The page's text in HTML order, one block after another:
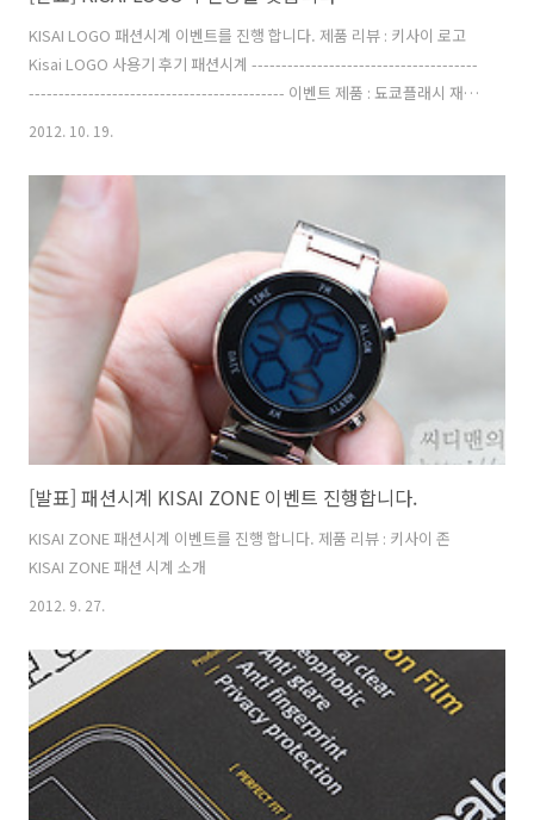
KISAI LOGO 패션시계 이벤트를 진행 합니다. 제품 리뷰 : 키사이 로고
Kisai LOGO 사용기 후기 패션시계 --------------------------------------
------------------------------------------- 이벤트 제품 : 됴쿄플래시 재팬
법 : 1. 페이스북에 댓글로 받고 싶은 이유와 이메일 주소를 남긴다. 페이
스북 응모 주소 :
http://www.facebook.com/cdmanfp/posts/157255131083084
또는 2. 현 페이지의 댓글에 받고 싶은 이유와 이메일 주..
2012. 10. 19.
[발표] 패션시계 KISAI ZONE 이벤트 진행합니다.
KISAI ZONE 패션시계 이벤트를 진행 합니다. 제품 리뷰 : 키사이 존
KISAI ZONE 패션 시계 소개
2012. 9. 27.